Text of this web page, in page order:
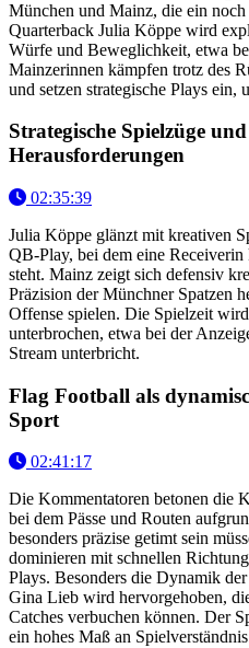
München und Mainz, die ein
Quarterback Julia Köppe wird
Würfe und Beweglichkeit, etwa
Mainzerinnen kämpfen trotz des
und setzen strategische Plays ein,
Strategische Spielzüge
Herausforderungen
02:35:39
Julia Köppe glänzt mit kreativen
QB-Play, bei dem eine
steht. Mainz zeigt sich defensiv
Präzision der Münchner Spatzen
Offense spielen. Die Spielzeit
unterbrochen, etwa bei der
Stream unterbricht.
Flag Football als
Sport
02:41:17
Die Kommentatoren betonen die
bei dem Pässe und Routen
besonders präzise getimt sein
dominieren mit schnellen
Plays. Besonders die Dynamik
Gina Lieb wird hervorgehoben,
Catches verbuchen können. Der
ein hohes Maß an